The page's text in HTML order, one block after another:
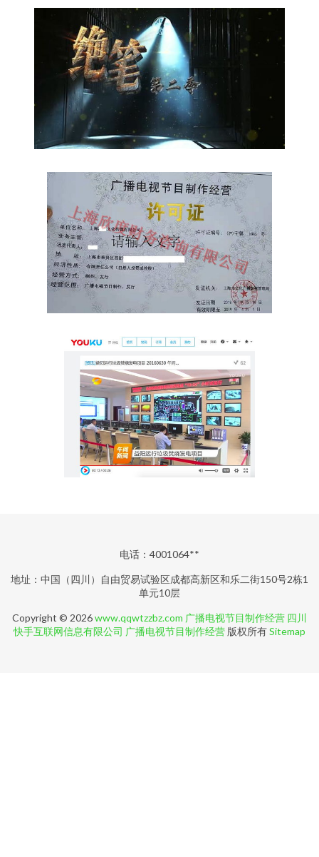
电话：4001064**
地址：中国（四川）自由贸易试验区成都高新区和乐二街150号2栋1
单元10层
Copyright © 2026www.qqwtzzbz.com 广播电视节目制作经营 四川
快手互联网信息有限公司 广播电视节目制作经营 版权所有Sitemap